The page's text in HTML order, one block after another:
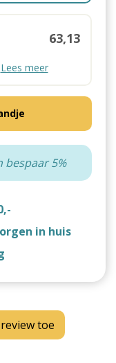
63,13
Lees meer
bespaar 5%
in huis
toe